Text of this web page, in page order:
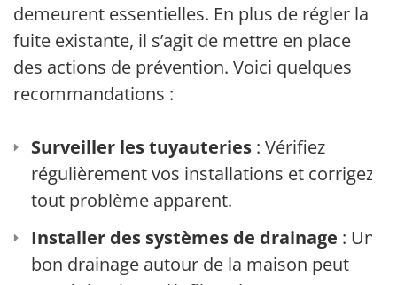
demeurent essentielles. En plus de régler la
fuite existante, il s’agit de mettre en place
des actions de prévention. Voici quelques
recommandations :
Surveiller les tuyauteries : Vérifiez
régulièrement vos installations et corrigez
tout problème apparent.
Installer des systèmes de drainage : Un
bon drainage autour de la maison peut